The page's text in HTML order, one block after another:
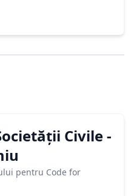
pentru Code for
Civile -